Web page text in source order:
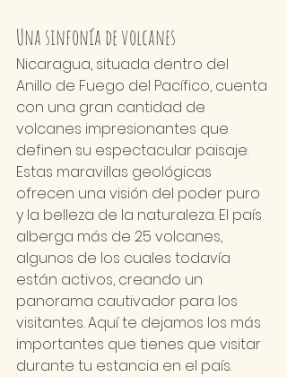
Una sinfonía de volcanes
Nicaragua, situada dentro del
Anillo de Fuego del Pacífico, cuenta
con una gran cantidad de
volcanes impresionantes que
definen su espectacular paisaje.
Estas maravillas geológicas
ofrecen una visión del poder puro
y la belleza de la naturaleza. El país
alberga más de 25 volcanes,
algunos de los cuales todavía
están activos, creando un
panorama cautivador para los
visitantes. Aquí te dejamos los más
importantes que tienes que visitar
durante tu estancia en el país.